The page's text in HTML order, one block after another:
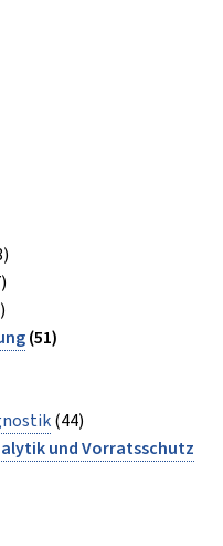
(51)
(44)
und Vorratsschutz